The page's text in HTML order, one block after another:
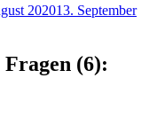
202013. September
(6):